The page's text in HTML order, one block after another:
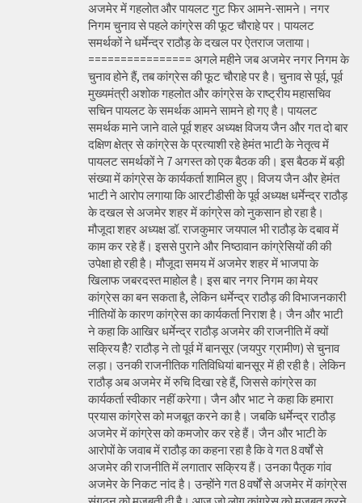
अजमेर में गहलोत और पायलट गुट फिर आमने-सामने। नगर
निगम चुनाव से पहले कांग्रेस की फूट चौराहे पर। पायलट
समर्थकों ने धर्मेन्द्र राठौड़ के दखल पर ऐतराज जताया।
================ अगले महीने जब अजमेर नगर निगम के
चुनाव होने हैं, तब कांग्रेस की फूट चौराहे पर है। चुनाव से पूर्व, पूर्व
मुख्यमंत्री अशोक गहलोत और कांग्रेस के राष्ट्रीय महासचिव
सचिन पायलट के समर्थक आमने सामने हो गए है। पायलट
समर्थक माने जाने वाले पूर्व शहर अध्यक्ष विजय जैन और गत दो बार
दक्षिण क्षेत्र से कांग्रेस के प्रत्याशी रहे हेमंत भाटी के नेतृत्व में
पायलट समर्थकों ने 7 अगस्त को एक बैठक की। इस बैठक में बड़ी
संख्या में कांग्रेस के कार्यकर्ता शामिल हुए। विजय जैन और हेमंत
भाटी ने आरोप लगाया कि आरटीडीसी के पूर्व अध्यक्ष धर्मेन्द्र राठौड़
के दखल से अजमेर शहर में कांग्रेस को नुकसान हो रहा है।
मौजूदा शहर अध्यक्ष डॉ. राजकुमार जयपाल भी राठौड़ के दबाव में
काम कर रहे हैं। इससे पुराने और निष्ठावान कांग्रेसियों की की
उपेक्षा हो रही है। मौजूदा समय में अजमेर शहर में भाजपा के
खिलाफ जबरदस्त माहोल है। इस बार नगर निगम का मेयर
कांग्रेस का बन सकता है, लेकिन धर्मेन्द्र राठौड़ की विभाजनकारी
नीतियों के कारण कांग्रेस का कार्यकर्ता निराश है। जैन और भाटी
ने कहा कि आखिर धर्मेन्द्र राठौड़ अजमेर की राजनीति में क्यों
सक्रिय हैै? राठौड़ ने तो पूर्व में बानसूर (जयपुर ग्रामीण) से चुनाव
लड़ा। उनकी राजनीतिक गतिविधियां बानसूर में ही रही है। लेकिन
राठौड़ अब अजमेर में रुचि दिखा रहे हैं, जिससे कांग्रेस का
कार्यकर्ता स्वीकार नहीं करेगा। जैन और भाट ने कहा कि हमारा
प्रयास कांग्रेस को मजबूत करने का है। जबकि धर्मेन्द्र राठौड़
अजमेर में कांग्रेस को कमजोर कर रहे हैं। जैन और भाटी के
आरोपों के जवाब में राठौड़ का कहना रहा है कि वे गत 8 वर्षों से
अजमेर की राजनीति में लगातार सक्रिय हैं। उनका पैतृक गांव
अजमेर के निकट नांद है। उन्होंने गत 8 वर्षों से अजमेर में कांग्रेस